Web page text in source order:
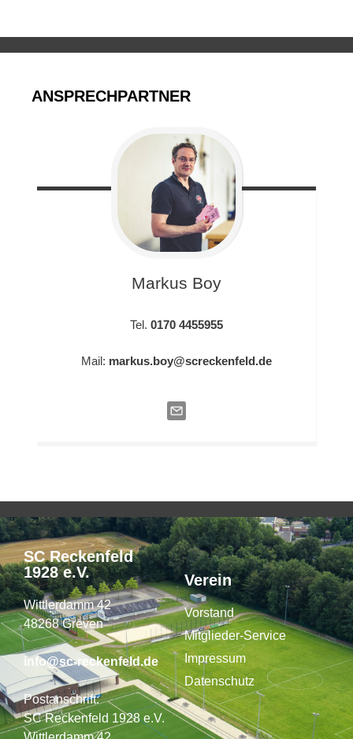
ANSPRECHPARTNER
Markus Boy
Tel. 0170 4455955
Mail: markus.boy@screckenfeld.de
SC Reckenfeld
1928 e.V.
Wittlerdamm 42
48268 Greven
info@sc-reckenfeld.de
Postanschrift:
SC Reckenfeld 1928 e.V.
Verein
Vorstand
Mitglieder-Service
Impressum
Datenschutz